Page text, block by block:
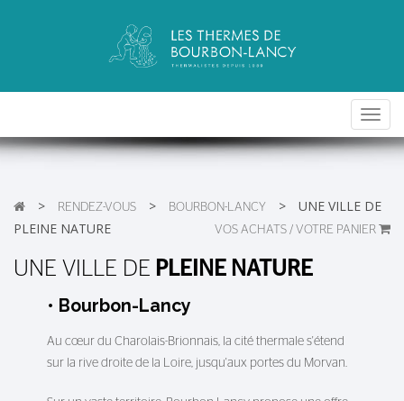
> RENDEZ-VOUS > BOURBON-LANCY >
UNE VILLE DE
PLEINE NATURE
VOS ACHATS / VOTRE PANIER
UNE VILLE DE PLEINE NATURE
• Bourbon-Lancy
Au cœur du Charolais-Brionnais, la cité thermale s'étend
sur la rive droite de la Loire, jusqu'aux portes du Morvan.